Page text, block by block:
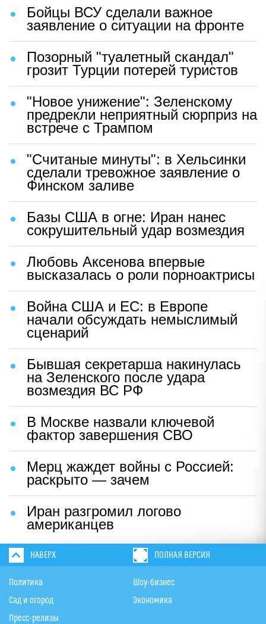
Бойцы ВСУ сделали важное
заявление о ситуации на фронте
Позорный "туалетный скандал"
грозит Турции потерей туристов
"Новое унижение": Зеленскому
предрекли неприятный сюрприз на
встрече с Трампом
"Считаные минуты": в Хельсинки
сделали тревожное заявление о
Финском заливе
Базы США в огне: Иран нанес
сокрушительный удар возмездия
Любовь Аксенова впервые
высказалась о роли порноактрисы
Война США и ЕС: в Европе
начали обсуждать немыслимый
сценарий
Бывшая секретарша накинулась
на Зеленского после удара
возмездия ВС РФ
В Москве назвали ключевой
фактор завершения СВО
Мерц жаждет войны с Россией:
раскрыто — зачем
Иран разгромил логово
американцев
НАВЕРХ ПОЛНАЯ ВЕРСИЯ
Политика
Сад и огород
Пресс-релизы
Шоу-бизнес
Экономика